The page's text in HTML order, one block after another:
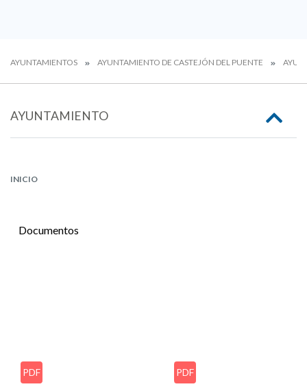
AYUNTAMIENTOS AYUNTAMIENTO DE CASTEJÓN DEL PUENTE
AYUNTAMIENTO
INICIO
Documentos
PDF PDF